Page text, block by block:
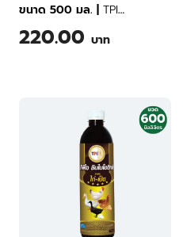
ขนาด 500 มล.
TPI
Synbiotics for Dogs 500 ml
220.00 บาท